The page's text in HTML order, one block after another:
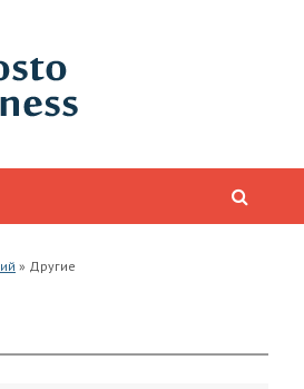
» Другие